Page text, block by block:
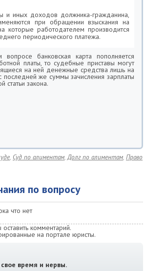
и иных доходов должника-гражданина,
при обращении взыскания на
которые работодателем производится
периодического платежа.
банковская карта пополняется
платы, то судебные приставы могут
на ней денежные средства лишь на
же суммы зачисления зарплаты
статьи закона.
, Суд по алиментам,Долг по алиментам, Право
по вопросу
что нет
комментарий.
на портале юристы.
время и нервы.